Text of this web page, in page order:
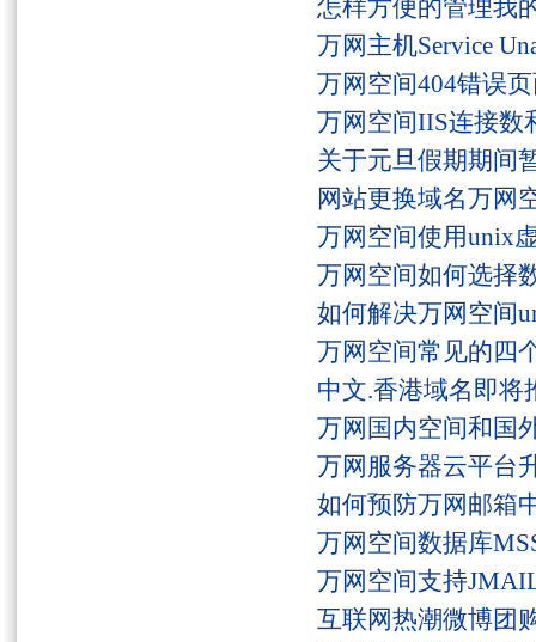
怎样方便的管理我
万网主机Service
万网空间404错误
万网空间IIS连接数
关于元旦假期期间
网站更换域名万网
万网空间使用unix
万网空间如何选择
如何解决万网空间
万网空间常见的四
中文.香港域名即将
万网国内空间和国
万网服务器云平台
如何预防万网邮箱
万网空间数据库
万网空间支持
互联网热潮微博团